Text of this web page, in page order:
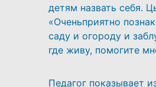
детям назвать себя.
«Оченьприятно
саду и огороду и
где живу, помогите
Педагог показывает